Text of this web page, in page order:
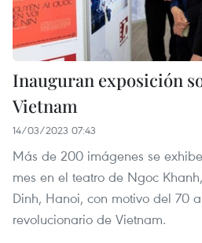
Inauguran exposición
Vietnam
14/03/2023 07:43
Más de 200 imágenes se
mes en el teatro de Ngoc
Dinh, Hanoi, con motivo del 70
revolucionario de Vietnam.